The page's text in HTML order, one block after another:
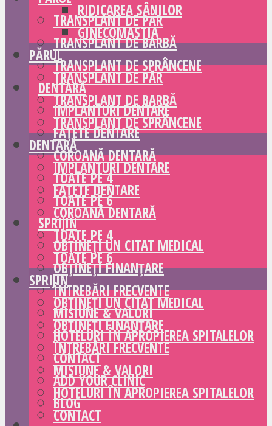
TRANSPLANT DE PĂR
TRANSPLANT DE BARBĂ
TRANSPLANT DE SPRÂNCENE
DENTARĂ
IMPLANTURI DENTARE
FAȚETE DENTARE
COROANĂ DENTARĂ
TOATE PE 4
TOATE PE 6
SPRIJIN
OBȚINEȚI UN CITAT MEDICAL
OBȚINEȚI FINANȚARE
ÎNTREBĂRI FRECVENTE
MISIUNE & VALORI
HOTELURI ÎN APROPIEREA SPITALELOR
CONTACT
ADD YOUR CLINIC
BLOG
RIDICAREA SÂNILOR
GINECOMASTIA
PĂRUL
TRANSPLANT DE PĂR
TRANSPLANT DE BARBĂ
TRANSPLANT DE SPRÂNCENE
DENTARĂ
IMPLANTURI DENTARE
FAȚETE DENTARE
COROANĂ DENTARĂ
TOATE PE 4
TOATE PE 6
SPRIJIN
OBȚINEȚI UN CITAT MEDICAL
OBȚINEȚI FINANȚARE
ÎNTREBĂRI FRECVENTE
MISIUNE & VALORI
HOTELURI ÎN APROPIEREA SPITALELOR
CONTACT